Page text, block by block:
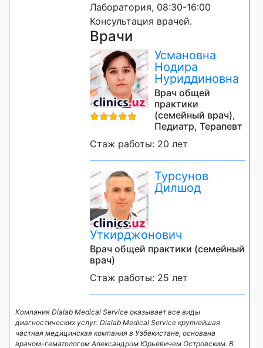
Лаборатория, 08:30-16:00
Консультация врачей.
Врачи
Усмановна
Нодира
Нуриддиновна
Врач общей
практики
(семейный врач),
Педиатр, Терапевт
Стаж работы: 20 лет
Турсунов
Дилшод
Уткирджонович
Врач общей практики (семейный
врач)
Стаж работы: 25 лет
Компания Dialab Medical Service оказывает все виды
диагностических услуг. Dialab Medical Service крупнейшая
частная медицинская компания в Узбекистане, основана
врачом-гематологом Александром Юрьевичем Островским. В